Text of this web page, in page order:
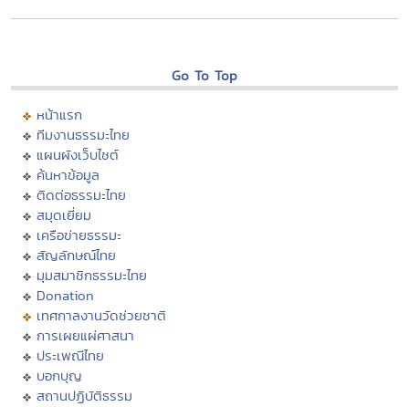
Go To Top
หน้าแรก
ทีมงานธรรมะไทย
แผนผังเว็บไซต์
ค้นหาข้อมูล
ติดต่อธรรมะไทย
สมุดเยี่ยม
เครือข่ายธรรมะ
สัญลักษณ์ไทย
มุมสมาชิกธรรมะไทย
Donation
เทศกาลงานวัดช่วยชาติ
การเผยแผ่ศาสนา
ประเพณีไทย
บอกบุญ
สถานปฏิบัติธรรม